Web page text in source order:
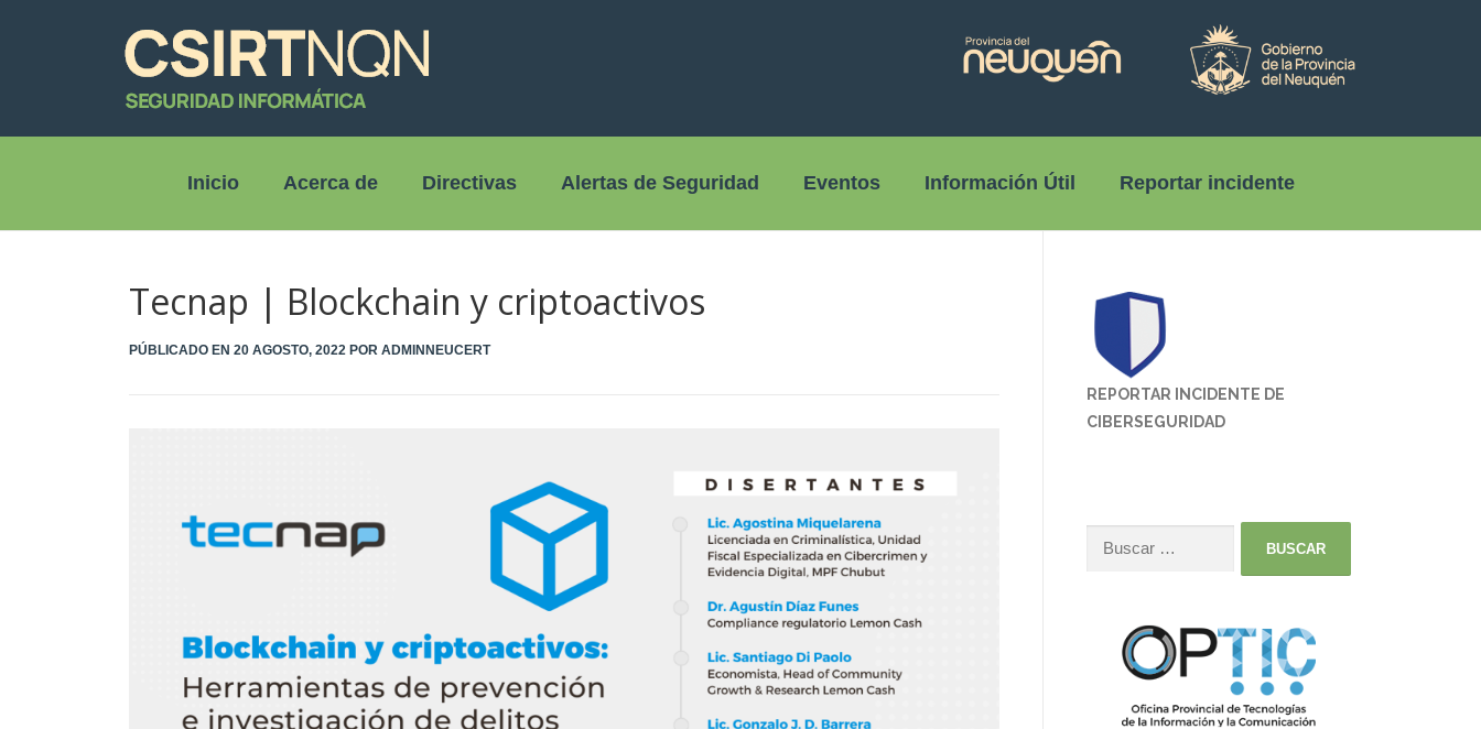
Inicio Acerca de Directivas Alertas de Seguridad Eventos Información Útil Reportar incidente
Tecnap | Blockchain y criptoactivos
PÚBLICADO EN 20 AGOSTO, 2022 POR ADMINNEUCERT
REPORTAR INCIDENTE DE
CIBERSEGURIDAD